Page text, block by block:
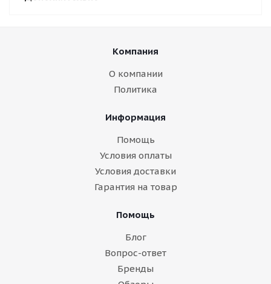
Компания
О компании
Политика
Информация
Помощь
Условия оплаты
Условия доставки
Гарантия на товар
Помощь
Блог
Вопрос-ответ
Бренды